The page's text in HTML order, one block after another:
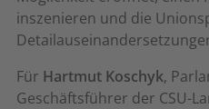
inszenieren und die
Für Hartmut Koschyk,
Geschäftsführer der CSU-